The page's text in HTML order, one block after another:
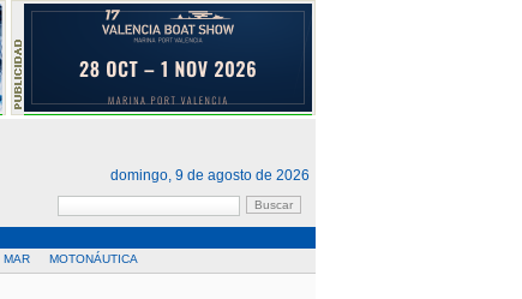
domingo, 9 de agosto de 2026
MAR MOTONÁUTICA